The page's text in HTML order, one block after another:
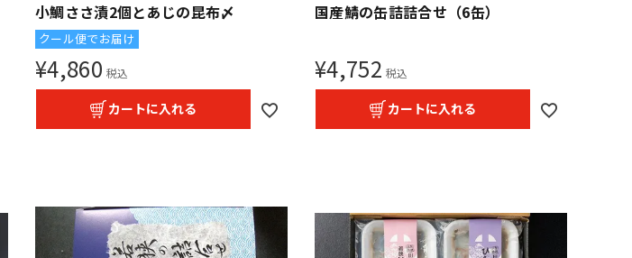
小鯛ささ漬2個とあじの昆布〆
クール便でお届け
¥4,860 税込
カートに入れる
国産鯖の缶詰詰合せ（6缶）
¥4,752 税込
カートに入れる